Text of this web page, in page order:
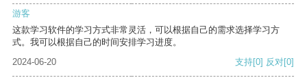
游客
这款学习软件的学习方式非常灵活，可以根据自己的需求选择学习方
式。我可以根据自己的时间安排学习进度。
2024-06-20
支持[0] 反对[0]